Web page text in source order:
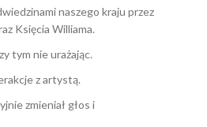
naszego kraju przez
Księcia Williama.
tym nie urażając.
z artystą.
zmieniał głos i